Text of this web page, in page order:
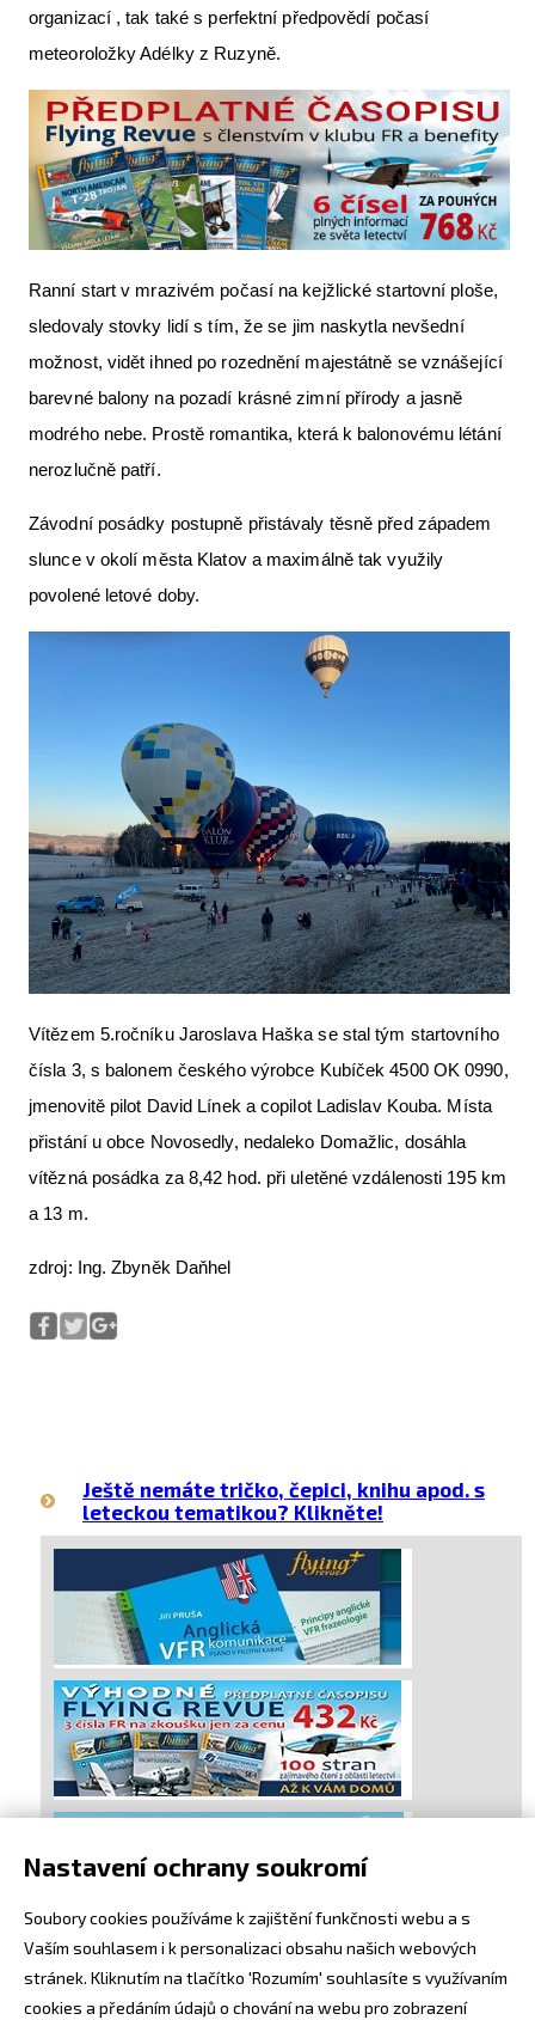
organizací , tak také s perfektní předpovědí počasí
meteoroložky Adélky z Ruzyně.
Ranní start v mrazivém počasí na kejžlické startovní ploše,
sledovaly stovky lidí s tím, že se jim naskytla nevšední
možnost, vidět ihned po rozednění majestátně se vznášející
barevné balony na pozadí krásné zimní přírody a jasně
modrého nebe. Prostě romantika, která k balonovému létání
nerozlučně patří.
Závodní posádky postupně přistávaly těsně před západem
slunce v okolí města Klatov a maximálně tak využily
povolené letové doby.
Vítězem 5.ročníku Jaroslava Haška se stal tým startovního
čísla 3, s balonem českého výrobce Kubíček 4500 OK 0990,
jmenovitě pilot David Línek a copilot Ladislav Kouba. Místa
přistání u obce Novosedly, nedaleko Domažlic, dosáhla
vítězná posádka za 8,42 hod. při uletěné vzdálenosti 195 km
a 13 m.
zdroj: Ing. Zbyněk Daňhel
Ještě nemáte tričko, čepici, knihu apod. s
leteckou tematikou? Klikněte!
Nastavení ochrany soukromí
Soubory cookies používáme k zajištění funkčnosti webu a s
Vaším souhlasem i k personalizaci obsahu našich webových
stránek. Kliknutím na tlačítko 'Rozumím' souhlasíte s využívaním
cookies a předáním údajů o chování na webu pro zobrazení